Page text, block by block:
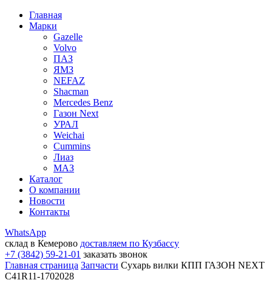
Главная
Марки
Gazelle
Volvo
ПАЗ
ЯМЗ
NEFAZ
Shacman
Mercedes Benz
Газон Next
УРАЛ
Weichai
Cummins
Лиаз
МАЗ
Каталог
О компании
Новости
Контакты
WhatsApp
склад в Кемерово доставляем по Кузбассу
+7 (3842) 59-21-01 заказать звонок
Главная страница Запчасти Сухарь вилки КПП ГАЗОН NEXT
C41R11-1702028